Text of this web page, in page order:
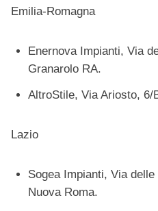
Emilia-Romagna
Enernova Impianti, Via
Granarolo RA.
AltroStile, Via Ariosto, 6/
Lazio
Sogea Impianti, Via
Nuova Roma.